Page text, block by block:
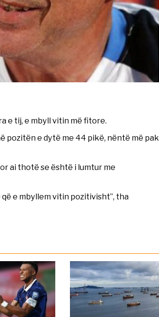
e tij, e mbyll vitin më fitore.
pozitën e dytë me 44 pikë, nëntë më pak
ai thotë se është i lumtur me
e mbyllem vitin pozitivisht”, tha